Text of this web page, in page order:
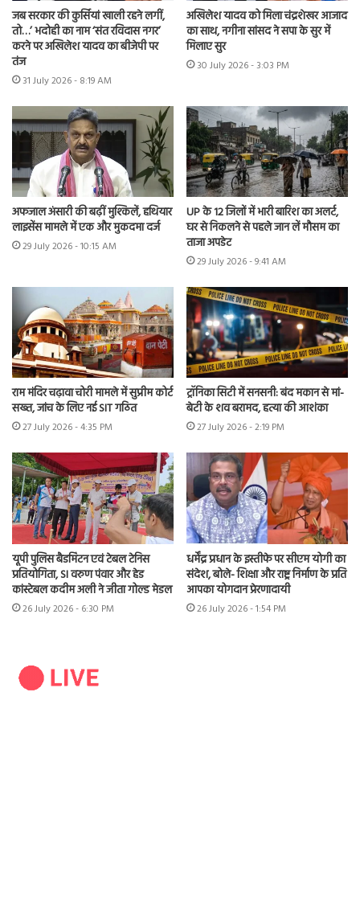
जब सरकार की कुर्सियां खाली रहने लगीं,
तो…’ भदोही का नाम ‘संत रविदास नगर’
करने पर अखिलेश यादव का बीजेपी पर
तंज
31 July 2026 - 8:19 AM
अखिलेश यादव को मिला चंद्रशेखर आजाद
का साथ, नगीना सांसद ने सपा के सुर में
मिलाए सुर
30 July 2026 - 3:03 PM
अफजाल अंसारी की बढ़ीं मुश्किलें, हथियार
लाइसेंस मामले में एक और मुकदमा दर्ज
29 July 2026 - 10:15 AM
UP के 12 जिलों में भारी बारिश का अलर्ट,
घर से निकलने से पहले जान लें मौसम का
ताजा अपडेट
29 July 2026 - 9:41 AM
राम मंदिर चढ़ावा चोरी मामले में सुप्रीम कोर्ट
सख्त, जांच के लिए नई SIT गठित
27 July 2026 - 4:35 PM
ट्रॉनिका सिटी में सनसनी: बंद मकान से मां-
बेटी के शव बरामद, हत्या की आशंका
27 July 2026 - 2:19 PM
यूपी पुलिस बैडमिंटन एवं टेबल टेनिस
प्रतियोगिता, SI वरुण पंवार और हेड
कांस्टेबल कदीम अली ने जीता गोल्ड मेडल
26 July 2026 - 6:30 PM
धर्मेंद्र प्रधान के इस्तीफे पर सीएम योगी का
संदेश, बोले- शिक्षा और राष्ट्र निर्माण के प्रति
आपका योगदान प्रेरणादायी
26 July 2026 - 1:54 PM